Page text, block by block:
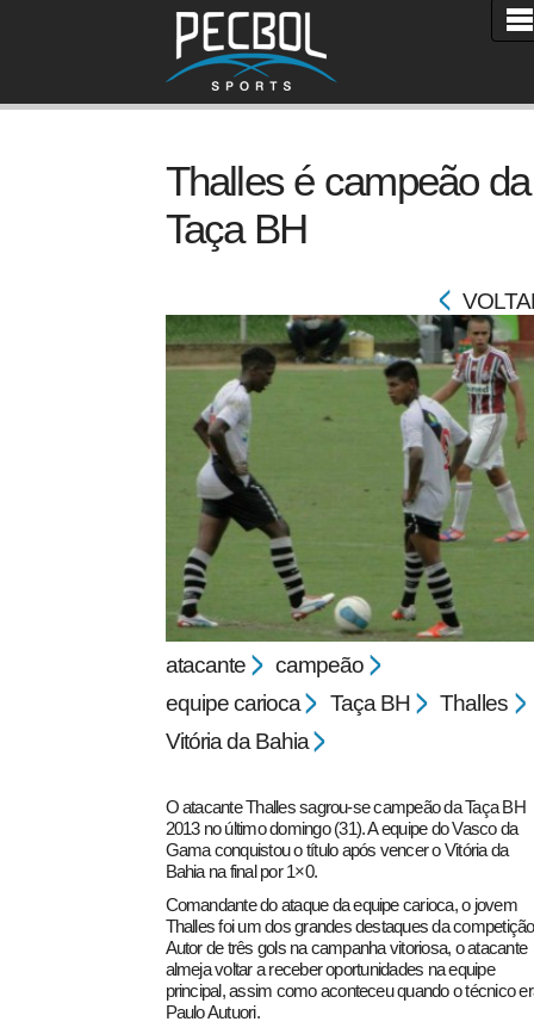
pecbol.com
Thalles é campeão da
Taça BH
atacante
campeão
equipe carioca
Taça BH
Thalles
Vitória da Bahia
O atacante Thalles sagrou-se campeão da Taça BH
2013 no último domingo (31). A equipe do Vasco da
Gama conquistou o título após vencer o Vitória da
Bahia na final por 1×0.
Comandante do ataque da equipe carioca, o jovem
Thalles foi um dos grandes destaques da
Autor de três gols na campanha vitoriosa, o atacante
almeja voltar a receber oportunidades na equipe
principal, assim como aconteceu quando o técnico
Paulo Autuori.